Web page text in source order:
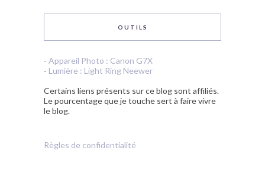
OUTILS
- Appareil Photo : Canon G7X
- Lumière : Light Ring Neewer
Certains liens présents sur ce blog sont affiliés.
Le pourcentage que je touche sert à faire vivre
le blog.
Règles de confidentialité